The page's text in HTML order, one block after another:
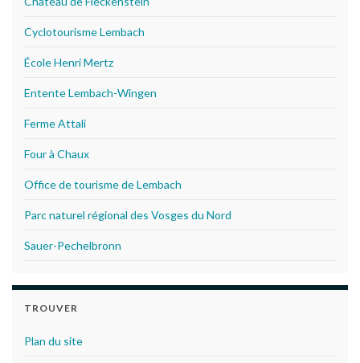
Cyclotourisme Lembach
École Henri Mertz
Entente Lembach-Wingen
Ferme Attali
Four à Chaux
Office de tourisme de Lembach
Parc naturel régional des Vosges du Nord
Sauer-Pechelbronn
TROUVER
Plan du site